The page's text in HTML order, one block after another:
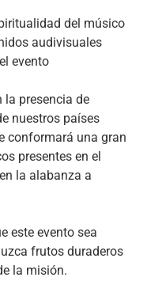
del músico
audivisuales
evento
la presencia de
nuestros países
conformará una gran
presentes en el
la alabanza a
este evento sea
frutos duraderos
la misión.